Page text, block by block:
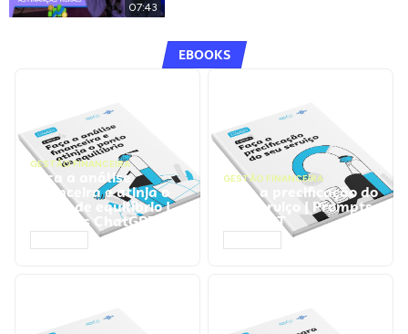
07:43
EBOOKS
GESTÃO FINANCEIRA
Faça a análise
financeira e atinja o
ponto de equilíbrio |
Prompts ChatGPT
GESTÃO FINANCEIRA
Faça a precificação do
seu serviço | Prompts
ChatGPT